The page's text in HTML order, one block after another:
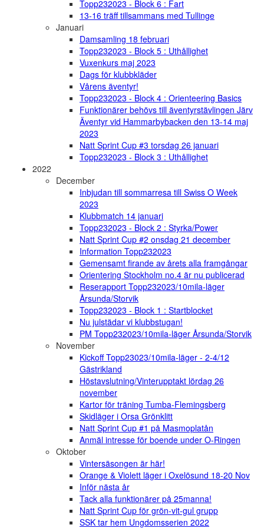
Topp232023 - Block 6 : Fart
13-16 träff tillsammans med Tullinge
Januari
Damsamling 18 februari
Topp232023 - Block 5 : Uthållighet
Vuxenkurs maj 2023
Dags för klubbkläder
Vårens äventyr!
Topp232023 - Block 4 : Orienteering Basics
Funktionärer behövs till äventyrstävlingen Järv
Äventyr vid Hammarbybacken den 13-14 maj
2023
Natt Sprint Cup #3 torsdag 26 januari
Topp232023 - Block 3 : Uthållighet
2022
December
Inbjudan till sommarresa till Swiss O Week
2023
Klubbmatch 14 januari
Topp232023 - Block 2 : Styrka/Power
Natt Sprint Cup #2 onsdag 21 december
Information Topp232023
Gemensamt firande av årets alla framgångar
Orientering Stockholm no.4 är nu publicerad
Reserapport Topp232023/10mila-läger
Årsunda/Storvik
Topp232023 - Block 1 : Startblocket
Nu julstädar vi klubbstugan!
PM Topp232023/10mila-läger Årsunda/Storvik
November
Kickoff Topp23023/10mila-läger - 2-4/12
Gästrikland
Höstavslutning/Vinterupptakt lördag 26
november
Kartor för träning Tumba-Flemingsberg
Skidläger i Orsa Grönklitt
Natt Sprint Cup #1 på Masmoplatån
Anmäl intresse för boende under O-Ringen
Oktober
Vintersäsongen är här!
Orange & Violett läger i Oxelösund 18-20 Nov
Inför nästa år
Tack alla funktionärer på 25manna!
Natt Sprint Cup för grön-vit-gul grupp
SSK tar hem Ungdomsserien 2022